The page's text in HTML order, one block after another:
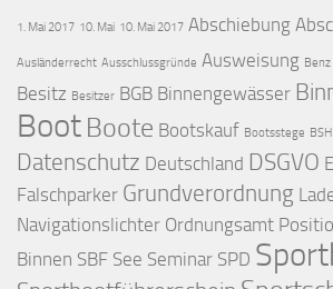
1. Mai 2017 10. Mai 10. Mai 2017 Abschiebung
Ausländerrecht Ausschlussgründe Ausweisung Benz
Besitz Besitzer BGB Binnengewässer
Boot Boote Bootskauf Bootsstege BSH
Datenschutz Deutschland DSGVO
Falschparker Grundverordnung
Navigationslichter Ordnungsamt
Binnen SBF See Seminar SPD